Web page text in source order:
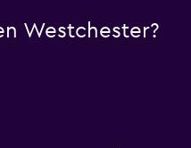
Westchester?